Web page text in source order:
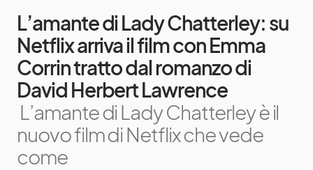
L’amante di Lady Chatterley: su
Netflix arriva il film con Emma
Corrin tratto dal romanzo di
David Herbert Lawrence
L’amante di Lady Chatterley è il
nuovo film di Netflix che vede
come